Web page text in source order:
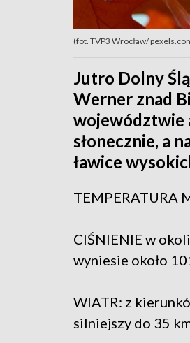
(fot. TVP3 Wrocław/
Jutro Dolny
Werner znad
województwie
słonecznie, a
ławice
TEMPERATURA
CIŚNIENIE w
wyniesie około
WIATR: z
silniejszy do 35